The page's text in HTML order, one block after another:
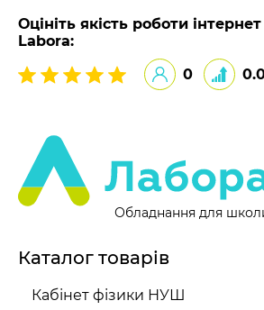
Оцініть якість роботи
Labora:
0
Обладнання для
Каталог товарів
Кабінет фізики НУШ